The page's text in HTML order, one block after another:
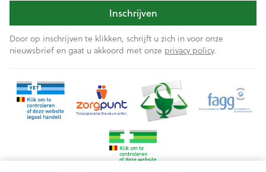
Inschrijven
Door op inschrijven te klikken, schrijft u zich in voor onze
nieuwsbrief en gaat u akkoord met onze privacy policy.